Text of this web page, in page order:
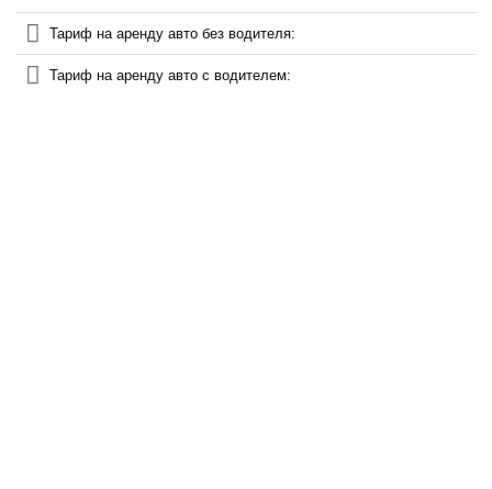
Тариф на аренду авто без водителя:
Тариф на аренду авто с водителем: